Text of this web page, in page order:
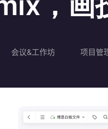
会议&工作坊 项目管